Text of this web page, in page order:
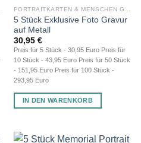
5 Stück Exklusive Foto Gravur
auf Metall
30,95 €
Preis für 5 Stück - 30,95 Euro Preis für
10 Stück - 43,95 Euro Preis für 50 Stück
- 151,95 Euro Preis für 100 Stück -
293,95 Euro
IN DEN WARENKORB